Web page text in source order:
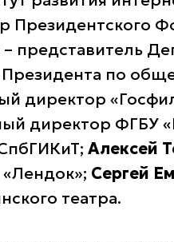
Президентского
– представитель
по
директор
директор ФГБУ
Алексей
Сергей
театра.